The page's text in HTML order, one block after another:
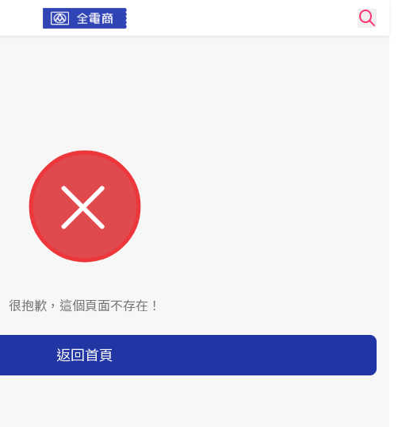
很抱歉，這個頁面不存在！
返回首頁